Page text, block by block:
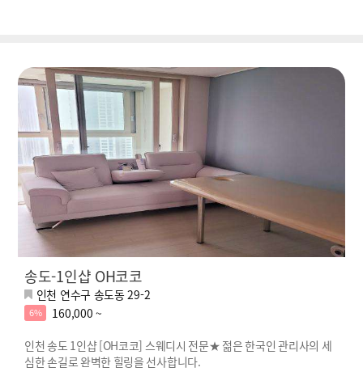
송도-1인샵 OH코코
인천 연수구 송도동 29-2
6%
160,000 ~
인천 송도 1인샵 [OH코코] 스웨디시 전문★ 젊은 한국인 관리사의 세
심한 손길로 완벽한 힐링을 선사합니다.